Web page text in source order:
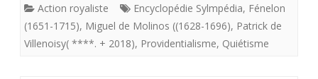
mot
“quiétisme”quand
Action royaliste Encyclopédie Sylmpédia, Fénelon
(1651-1715), Miguel de Molinos ((1628-1696), Patrick de
Villenoisy( ****. + 2018), Providentialisme, Quiétisme